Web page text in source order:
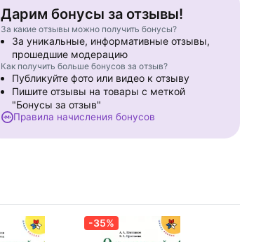
Дарим бонусы за отзывы!
За какие отзывы можно получить бонусы?
За уникальные, информативные отзывы,
прошедшие модерацию
Как получить больше бонусов за отзыв?
Публикуйте фото или видео к отзыву
Пишите отзывы на товары с меткой
"Бонусы за отзыв"
Правила начисления бонусов
-35%